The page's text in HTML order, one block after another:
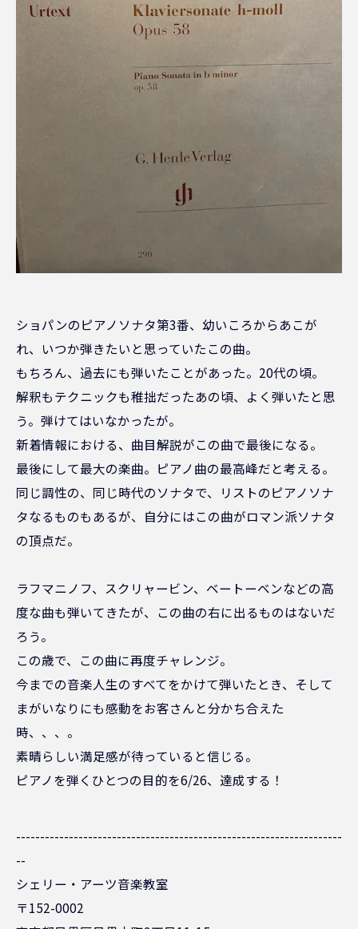
ショパンのピアノソナタ第3番、幼いころからあこが
れ、いつか弾きたいと思っていたこの曲。
もちろん、過去にも弾いたことがあった。20代の頃。
解釈もテクニックも稚拙だったあの頃、よく弾いたと思
う。弾けてはいなかったが。
新着情報における、曲目解説がこの曲で最後になる。
最後にして最大の楽曲。ピアノ曲の最高峰だと考える。
同じ調性の、同じ時代のソナタで、リストのピアノソナ
タなるものもあるが、自分にはこの曲がロマン派ソナタ
の頂点だ。
ラフマニノフ、スクリャービン、ベートーベンなどの高
度な曲も弾いてきたが、この曲の右に出るものはないだ
ろう。
この歳で、この曲に再度チャレンジ。
今までの音楽人生のすべてをかけて弾いたとき、そして
まがいなりにも感動をお客さんと分かち合えた
時、、、。
素晴らしい満足感が待っていると信じる。
ピアノを弾くひとつの目的を6/26、達成する！
--------------------------------------------------------------------
--
シェリー・アーツ音楽教室
〒152-0002